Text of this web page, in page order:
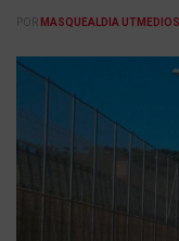
POR MASQUEALDIA UTMEDIOS